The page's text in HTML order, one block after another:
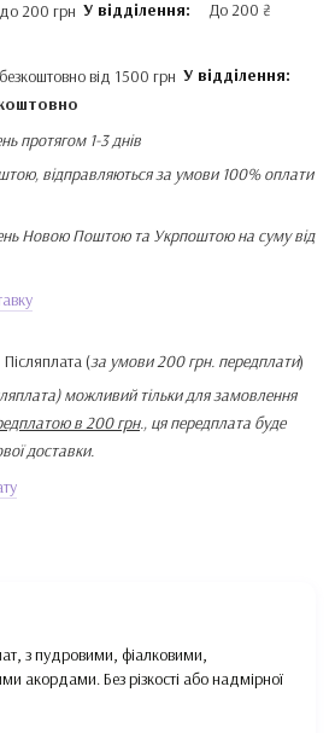
У відділення: До 200 ₴
У відділення:
протягом 1-3 днів
відправляються за умови 100% оплати
Новою Поштою та Укрпоштою на суму від
(за умови 200 грн. передплати)
можливий тільки для замовлення
в 200 грн., ця передплата буде
доставки.
з пудровими, фіалковими,
акордами. Без різкості або надмірної